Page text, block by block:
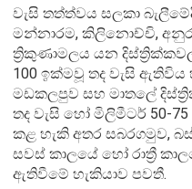
වැසි තත්ත්වය සලකා
මන්නාරම, කිලිනොච්චි,
ත්‍රිකුණාමලය යන
100 ඉක්මවූ තද වැසි ඇතිවිය
මඩකලපුව සහ මාතලේ
තද වැසි හෝ මිලිමීටර් 50-
කළ හැකි අතර සබරගමුව,
සවස් කාලයේ හෝ රාත්‍රී
ඇතිවීමේ හැකියාව පවතී.